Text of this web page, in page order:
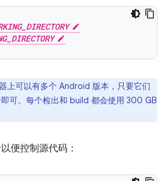
上可以有多个 Android 版本，只要它们
可。每个检出和 build 都会使用 300 GB
便控制源代码：